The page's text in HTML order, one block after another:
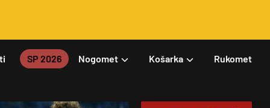
SP 2026 Nogomet Košarka Rukomet